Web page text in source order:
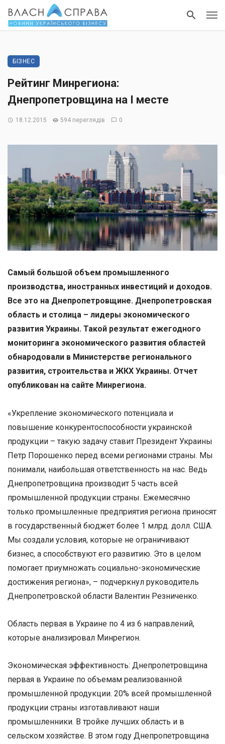
БІЗНЕС
Рейтинг Минрегиона:
Днепропетровщина на I месте
18.12.2015 594 переглядів 0
Самый большой объем промышленного
производства, иностранных инвестиций и доходов.
Все это на Днепропетровщине. Днепропетровская
область и столица – лидеры экономического
развития Украины. Такой результат ежегодного
мониторинга экономического развития областей
обнародовали в Министерстве регионального
развития, строительства и ЖКХ Украины. Отчет
опубликован на сайте Минрегиона.
«Укрепление экономического потенциала и
повышение конкурентоспособности украинской
продукции – такую задачу ставит Президент Украины
Петр Порошенко перед всеми регионами страны. Мы
понимали, наибольшая ответственность на нас. Ведь
Днепропетровщина производит 5 часть всей
промышленной продукции страны. Ежемесячно
только промышленные предприятия региона приносят
в государственный бюджет более 1 млрд. долл. США.
Мы создали условия, которые не ограничивают
бизнес, а способствуют его развитию. Это в целом
помогает приумножать социально-экономические
достижения региона», – подчеркнул руководитель
Днепропетровской области Валентин Резниченко.
Область первая в Украине по 4 из 6 направлений,
которые анализировал Минрегион.
Экономическая эффективность: Днепропетровщина
первая в Украине по объемам реализованной
промышленной продукции. 20% всей промышленной
продукции страны изготавливают наши
промышленники. В тройке лучших область и в
сельском хозяйстве. В этом году Днепропетровщина